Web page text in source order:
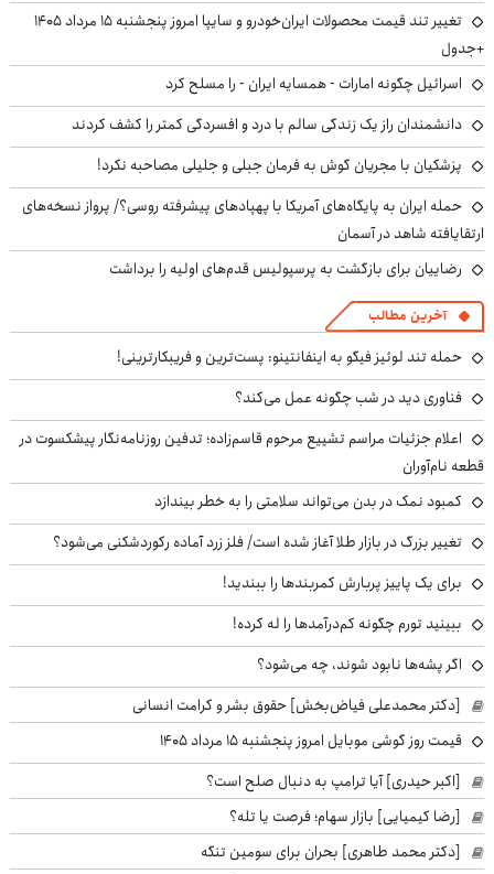
تغییر تند قیمت محصولات ایران‌خودرو و سایپا امروز پنجشنبه ۱۵ مرداد ۱۴۰۵
+جدول
اسرائیل چگونه امارات - همسایه ایران - را مسلح کرد
دانشمندان راز یک زندگی سالم با درد و افسردگی کمتر را کشف کردند
پزشکیان با مجریان گوش به فرمان جبلی و جلیلی مصاحبه نکرد!
حمله ایران به پایگاه‌های آمریکا با پهپادهای پیشرفته روسی؟/ پرواز نسخه‌های
ارتقایافته شاهد در آسمان
رضاییان برای بازگشت به پرسپولیس قدم‌های اولیه را برداشت
آخرین مطالب
حمله تند لوئیز فیگو به اینفانتینو: پست‌ترین و فریبکارترینی!
فناوری دید در شب چگونه عمل می‌کند؟
اعلام جزئیات مراسم تشییع مرحوم قاسم‌زاده؛ تدفین روزنامه‌نگار پیشکسوت در
قطعه نام‌آوران
کمبود نمک در بدن می‌تواند سلامتی را به خطر بیندازد
تغییر بزرگ در بازار طلا آغاز شده است/ فلز زرد آماده رکوردشکنی می‌شود؟
برای یک پاییز پربارش کمربندها را ببندید!
ببینید تورم چگونه کم‌درآمدها را له کرده!
اگر پشه‌ها نابود شوند، چه می‌شود؟
[دکتر محمدعلی فیاض‌بخش] حقوق بشر و کرامت انسانی
قیمت روز گوشی موبایل امروز پنجشنبه ۱۵ مرداد ۱۴۰۵
[اکبر حیدری] آیا ترامپ به دنبال صلح است؟
[رضا کیمیایی] بازار سهام؛ فرصت یا تله؟
[دکتر محمد طاهری] بحران برای سومین تنگه